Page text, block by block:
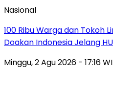
Nasional
100 Ribu Warga dan Tokoh
Doakan Indonesia Jelang
Minggu, 2 Agu 2026 - 17:16